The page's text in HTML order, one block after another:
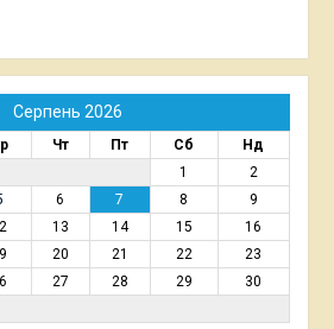
Серпень 2026
Чт Пт Сб
Нд
1
2
6 7 8
9
13 14 15
16
20 21 22
23
27 28 29
30